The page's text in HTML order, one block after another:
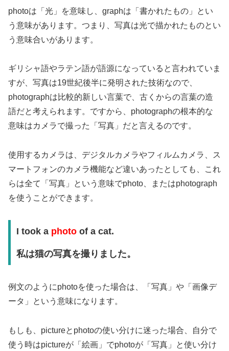
photoは「光」を意味し、graphは「書かれたもの」とい
う意味があります。つまり、写真は光で描かれたものとい
う意味合いがあります。
ギリシャ語やラテン語が語源になっていると言われていま
すが、写真は19世紀後半に発明された技術なので、
photographは比較的新しい言葉で、古くからの言葉の造
語だと考えられます。ですから、photographの根本的な
意味はカメラで撮った「写真」だと言えるのです。
使用するカメラは、デジタルカメラやフィルムカメラ、ス
マートフォンのカメラ機能など違いあったとしても、これ
らは全て「写真」という意味でphoto、またはphotograph
を使うことができます。
I took a photoof a cat.
私は猫の写真を撮りました。
例文のようにphotoを使った場合は、「写真」や「画像デ
ータ」という意味になります。
もしも、pictureとphotoの使い分けに迷った場合、自分で
使う時はpictureが「絵画」でphotoが「写真」と使い分け